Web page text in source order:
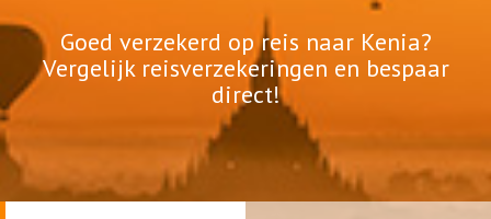
Goed verzekerd op reis naar Kenia?
Vergelijk reisverzekeringen en bespaar
direct!